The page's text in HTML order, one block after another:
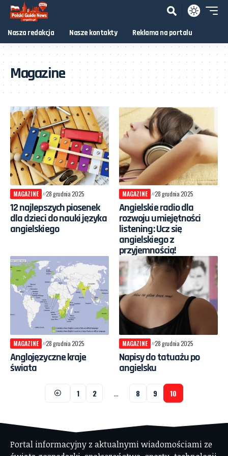
Nasza redakcja Nasze kontakty Reklama na portalu
Magazine
MAGAZINE 28 grudnia 2025
12 najlepszych piosenek
dla dzieci do nauki języka
angielskiego
MAGAZINE 28 grudnia 2025
Angielskie radio dla
rozwoju umiejętności
listening: Ucz się
angielskiego z
przyjemnością!
MAGAZINE 28 grudnia 2025
Anglojęzyczne kraje
świata
MAGAZINE 28 grudnia 2025
Napisy do tatuażu po
angielsku
1 2 … 8 9 10
Portal informacyjny z aktualnymi wiadomościami ze